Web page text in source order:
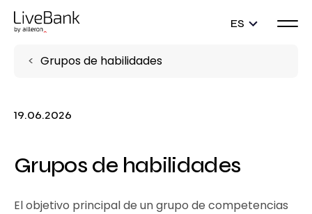
ES
Grupos de habilidades
19.06.2026
Grupos de habilidades
El objetivo principal de un grupo de competencias